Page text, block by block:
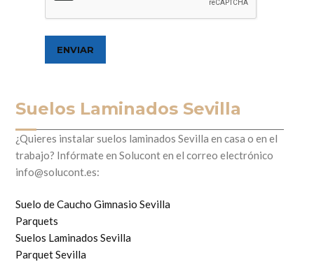
Suelos Laminados Sevilla
¿Quieres instalar suelos laminados Sevilla en casa o en el
trabajo? Infórmate en Solucont en el correo electrónico
info@solucont.es:
Suelo de Caucho Gimnasio Sevilla
Parquets
Suelos Laminados Sevilla
Parquet Sevilla